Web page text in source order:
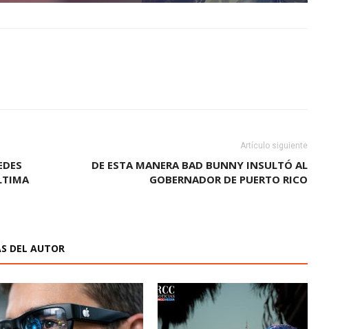
Artículo siguiente
DE ESTA MANERA BAD BUNNY INSULTÓ AL
GOBERNADOR DE PUERTO RICO
DEL AUTOR